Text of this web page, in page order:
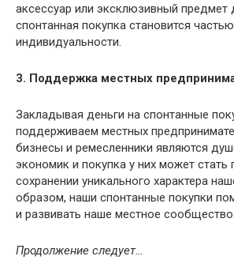
аксессуар или эксклюзивный
спонтанная покупка становится
индивидуальности.
3. Поддержка местных
Закладывая деньги на спонтанные
поддерживаем местных
бизнесы и ремесленники являются
экономик и покупка у них может
сохранении уникального характера
образом, наши спонтанные покупки
и развивать наше местное сообщество.
Продолжение следует…